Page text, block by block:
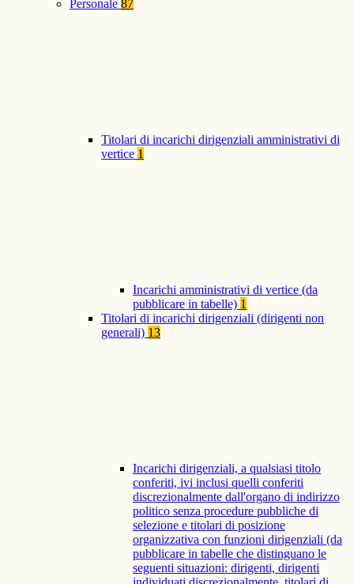
Personale 87
Titolari di incarichi dirigenziali amministrativi di
vertice 1
Incarichi amministrativi di vertice (da
pubblicare in tabelle) 1
Titolari di incarichi dirigenziali (dirigenti non
generali) 13
Incarichi dirigenziali, a qualsiasi titolo
conferiti, ivi inclusi quelli conferiti
discrezionalmente dall'organo di indirizzo
politico senza procedure pubbliche di
selezione e titolari di posizione
organizzativa con funzioni dirigenziali (da
pubblicare in tabelle che distinguano le
seguenti situazioni: dirigenti, dirigenti